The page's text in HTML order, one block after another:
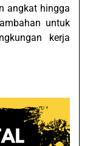
angkat hingga
untuk
kerja